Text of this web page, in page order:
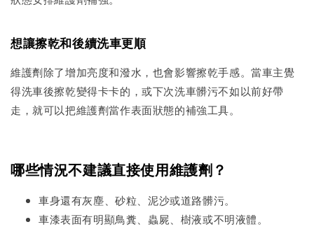
想讓擦乾和後續洗車更順
維護劑除了增加亮度和潑水，也會影響擦乾手感。當車主覺
得洗車後擦乾變得卡卡的，或下次洗車髒污不如以前好帶
走，就可以把維護劑當作表面狀態的補強工具。
哪些情況不建議直接使用維護劑？
車身還有灰塵、砂粒、泥沙或道路髒污。
車漆表面有明顯鳥糞、蟲屍、樹液或不明液體。